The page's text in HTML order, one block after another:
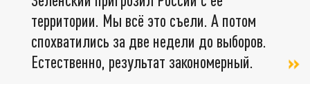
территории. Мы всё это съели. А потом
спохватились за две недели до выборов.
Естественно, результат закономерный.